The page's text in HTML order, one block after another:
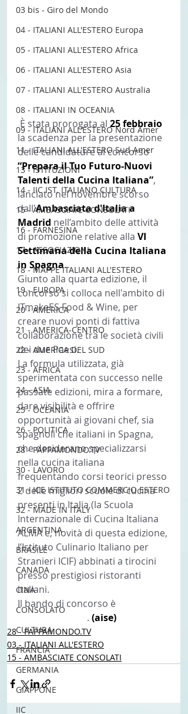
03 bis - Giro del Mondo
04 - ITALIANI ALL'ESTERO Europa
05 - ITALIANI ALL'ESTERO Africa
06 - ITALIANI ALL'ESTERO Asia
07 - ITALIANI ALL'ESTERO Australia
08 - ITALIANI IN OCEANIA
09 - ITALIANI ALL'ESTERO Nord Amer
11 - ITALIANI ALL'ESTERO Sud Amer
13 - ISTITUZIONI
14 - IIC IST. ITALIANO CULTURA
15 - AMBASCIATE CONSOLATI
16 - FARNESINA
17 - ASSOCIAZIONI
18 - MAPPE ITALIANI ALL'ESTERO
19 - EUROPA
20 - AMERICA
21 - AMERICA-CENTRO
22 - AMERICA DEL SUD
23 - AFRICA
24 - ASIA
25 - OCEANIA
26 - POLITICA
28 - PAPPAMONDO.TV
30 - LAVORO
31 - ICE ISTITUTO COMMERCIO ESTERO
32 - MADE IN ITALY
ARGENTINA
BRASILE
CANADA
CINA
CONSOLATO
CULTURA
FRANCIA
GERMANIA
GIAPPONE
IIC
È stata prorogata al 25 febbraio
la scadenza per la presentazione
delle candidature al concorso
“Prepara il Tuo Futuro-Nuovi
Talenti della Cucina Italiana”,
lanciato nel novembre scorso
dall'Ambasciata d'Italia a
Madrid nell’ambito delle attività
di promozione relative alla VI
Settimana della Cucina Italiana
in Spagna.
Giunto alla quarta edizione, il
concorso si colloca nell'ambito di
ITmakeES Food & Wine, per
creare nuovi ponti di fattiva
collaborazione tra le società civili
dei due Paesi.
La formula utilizzata, già
sperimentata con successo nelle
passate edizioni, mira a formare,
dare visibilità e offrire
opportunità ai giovani chef, sia
spagnoli che italiani in Spagna,
che desiderano specializzarsi
nella cucina italiana
frequentando corsi teorici presso
2 delle migliori scuole di cucina
presenti in Italia (la Scuola
Internazionale di Cucina Italiana
ALMA e, novità di questa edizione,
l’Istituto Culinario Italiano per
Stranieri ICIF) abbinati a tirocini
presso prestigiosi ristoranti
italiani.
Il bando di concorso è
. (aise)
28 - PAPPAMONDO.TV
03 - ITALIANI ALL'ESTERO
15 - AMBASCIATE CONSOLATI